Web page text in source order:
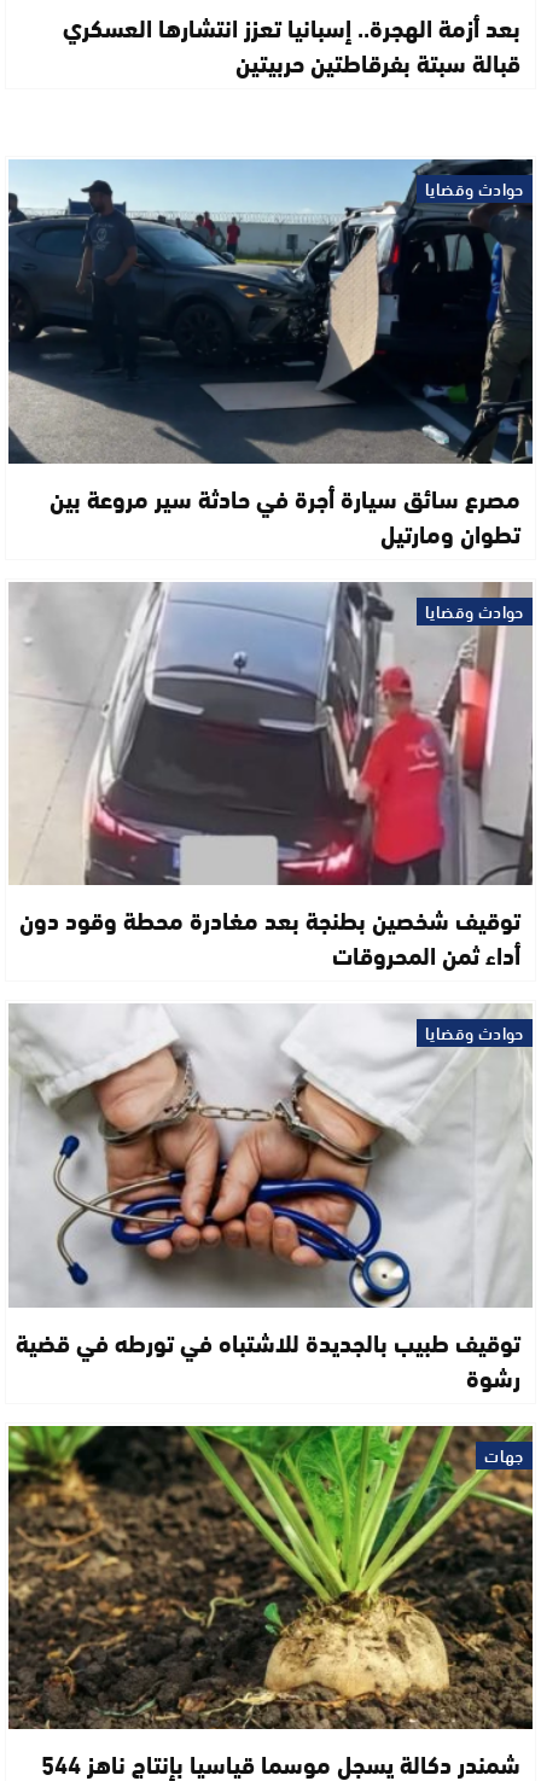
بعد أزمة الهجرة.. إسبانيا تعزز انتشارها العسكري
قبالة سبتة بفرقاطتين حربيتين
حوادث وقضايا
مصرع سائق سيارة أجرة في حادثة سير مروعة بين
تطوان ومارتيل
حوادث وقضايا
توقيف شخصين بطنجة بعد مغادرة محطة وقود دون
أداء ثمن المحروقات
حوادث وقضايا
توقيف طبيب بالجديدة للاشتباه في تورطه في قضية
رشوة
جهات
شمندر دكالة يسجل موسما قياسيا بإنتاج ناهز 544